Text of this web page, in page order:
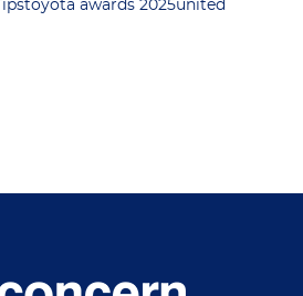
Tipstoyota awards 2025united